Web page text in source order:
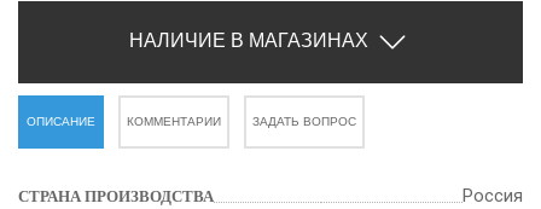
НАЛИЧИЕ В МАГАЗИНАХ
ОПИСАНИЕ КОММЕНТАРИИ ЗАДАТЬ ВОПРОС
СТРАНА ПРОИЗВОДСТВА Россия